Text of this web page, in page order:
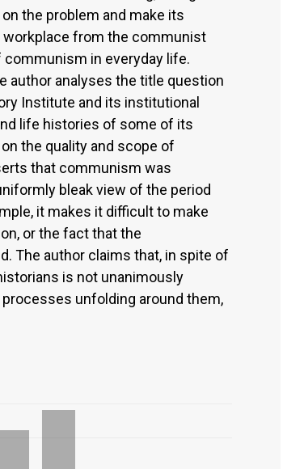
the problem and make its
from the communist
in everyday life.
author analyses the title question
Institute and its institutional
life histories of some of its
on the quality and scope of
that communism was
bleak view of the period
it makes it difficult to make
or the fact that the
The author claims that, in spite of
is not unanimously
unfolding around them,